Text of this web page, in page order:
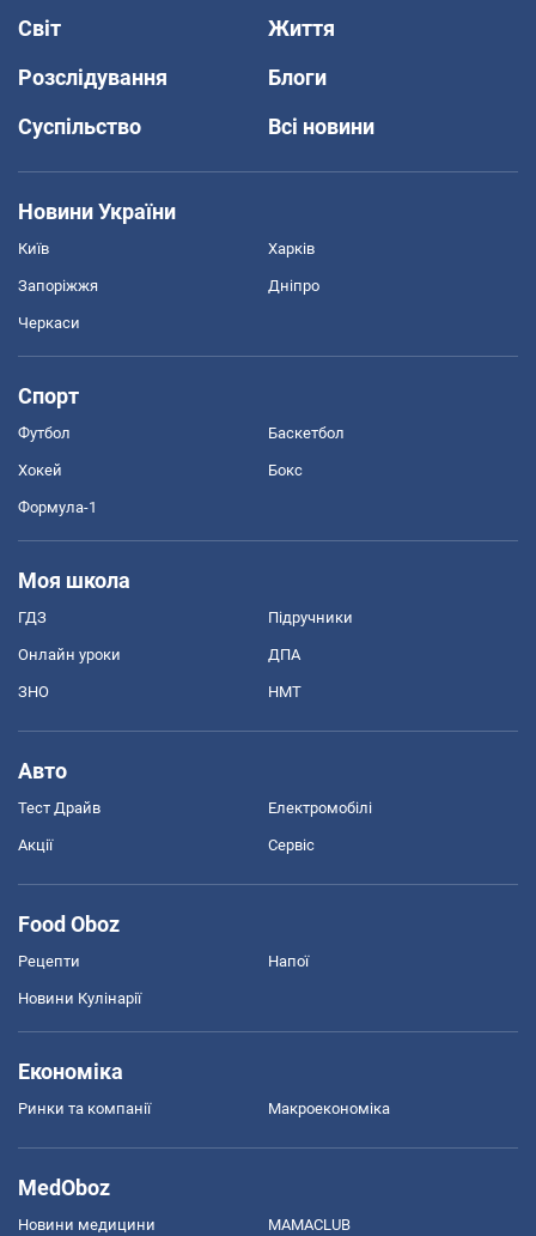
Світ
Життя
Розслідування
Блоги
Суспільство
Всі новини
Новини України
Київ Харків
Запоріжжя Дніпро
Черкаси
Спорт
Футбол Баскетбол
Хокей Бокс
Формула-1
Моя школа
ГДЗ Підручники
Онлайн уроки ДПА
ЗНО НМТ
Авто
Тест Драйв Електромобілі
Акції Сервіс
Food Oboz
Рецепти Напої
Новини Кулінарії
Економіка
Ринки та компанії Макроекономіка
MedOboz
Новини медицини MAMACLUB